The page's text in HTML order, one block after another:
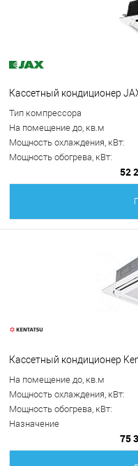
Кассетный кондиционер
Тип компрессора
На помещение до, кв.м
Мощность охлаждения, кВт:
Мощность обогрева, кВт:
52
Кассетный кондиционер
На помещение до, кв.м
Мощность охлаждения, кВт:
Мощность обогрева, кВт:
Назначение
75